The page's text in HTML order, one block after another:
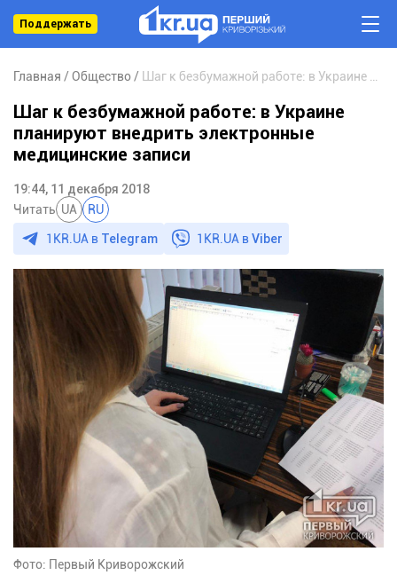
Поддержать
Главная Общество
Шаг к безбумажной работе: в Украине
планируют внедрить электронные
медицинские записи
19:44, 11 декабря 2018
Читать UA RU
1KR.UA в Telegram 1KR.UA вViber
Фото: Первый Криворожский